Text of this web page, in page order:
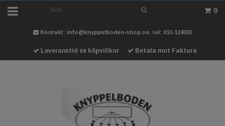
0
Kontakt: info@knyppelboden-shop.se, tel: 013-124303
Leveranstid se köpvillkor Betala mot Faktura